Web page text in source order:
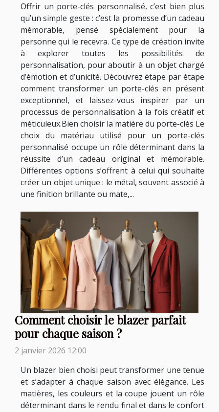
Offrir un porte-clés personnalisé, c’est bien plus
qu’un simple geste : c’est la promesse d’un cadeau
mémorable, pensé spécialement pour la
personne qui le recevra. Ce type de création invite
à explorer toutes les possibilités de
personnalisation, pour aboutir à un objet chargé
d’émotion et d’unicité. Découvrez étape par étape
comment transformer un porte-clés en présent
exceptionnel, et laissez-vous inspirer par un
processus de personnalisation à la fois créatif et
méticuleux.Bien choisir la matière du porte-clés Le
choix du matériau utilisé pour un porte-clés
personnalisé occupe un rôle déterminant dans la
réussite d’un cadeau original et mémorable.
Différentes options s’offrent à celui qui souhaite
créer un objet unique : le métal, souvent associé à
une finition brillante ou mate,...
Comment choisir le blazer parfait
pour chaque saison ?
2 janvier 2026 12:00
Un blazer bien choisi peut transformer une tenue
et s’adapter à chaque saison avec élégance. Les
matières, les couleurs et la coupe jouent un rôle
déterminant dans le rendu final et dans le confort